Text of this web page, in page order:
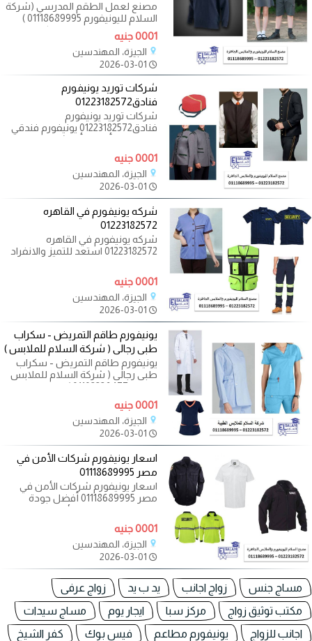
مصنع لعمل الطقم المدرسي (شركة
السلام لليونيفورم 01118689995 )
صمم زي مدرسي موحد يعكس هوية
مؤسستك
0001 جنيه
الجيزة، المهندسين
شركات توريد يونيفورم
فنادق01223182572
شركات توريد يونيفورم
فنادق01223182572 يونيفورم فندقي
بتصميمات أنيقة وأقمشة عالية
الجودة
0001 جنيه
الجيزة، المهندسين
شركه يونيفورم في القاهره
01223182572
شركه يونيفورم في القاهره
01223182572 استعد للتميز والانفراد
الأنيقة
0001 جنيه
الجيزة، المهندسين
يونيفورم طاقم التمريض - سكراب
طبى رجالى ( شركة السلام للملابس )
يونيفورم طاقم التمريض - سكراب
طبى رجالى ( شركة السلام للملابس
0001 جنيه
الجيزة، المهندسين
اسعار يونيفورم شركات الأمن في
مصر 01118689995
اسعار يونيفورم شركات الأمن في
مصر 01118689995 أفضل جودة
وتصميم لليونيفورم الأمني المناسب
لكل
0001 جنيه
الجيزة، المهندسين
مساج جنس زواج اجانب يد ب يد
زواج عرفى
مكتب توثيق زواج
مركز سبا ايجار يوم
مساج سيدات
اجانب للزواج
يونيفورم مطاعم فيس بوك
كفر الشيخ